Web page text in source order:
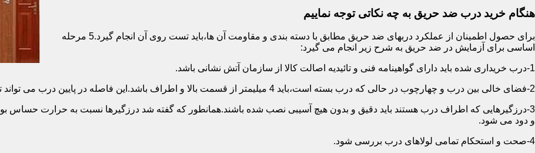
هنگام خرید درب ضد حریق به چه نکاتی توجه نماییم
برای حصول اطمینان از عملکرد دربهای ضد حریق مطابق با دسته بندی و مقاومت آن ها،باید تست روی آن انجام گیرد.5 مرحله
اساسی برای آزمایش در ضد حریق به شرح زیر انجام می گیرد:
1-درب خریداری شده باید دارای گواهینامه فنی و تائیدیه اصالت کالا از سازمان آتش نشانی باشد.
2-فضای خالی بین درب و چهارچوب در حالی که درب بسته است،باید 4 میلیمتر از قسمت بالا و اطراف باشد.این فاصله در پایین درب می تواند تا 8 میلیمتر باشد.به عبارتی نور نباید از پایین درب درز نماید.
3-درزگیرهایی که اطراف درب هستند باید دقیق و بدون هیچ آسیبی نصب شده باشند.همانطور که گفته شد درزگیرها نسبت به حرارت حساس
و دود می شود.
4-صحت و استحکام تمامی لولاهای درب بررسی شود.